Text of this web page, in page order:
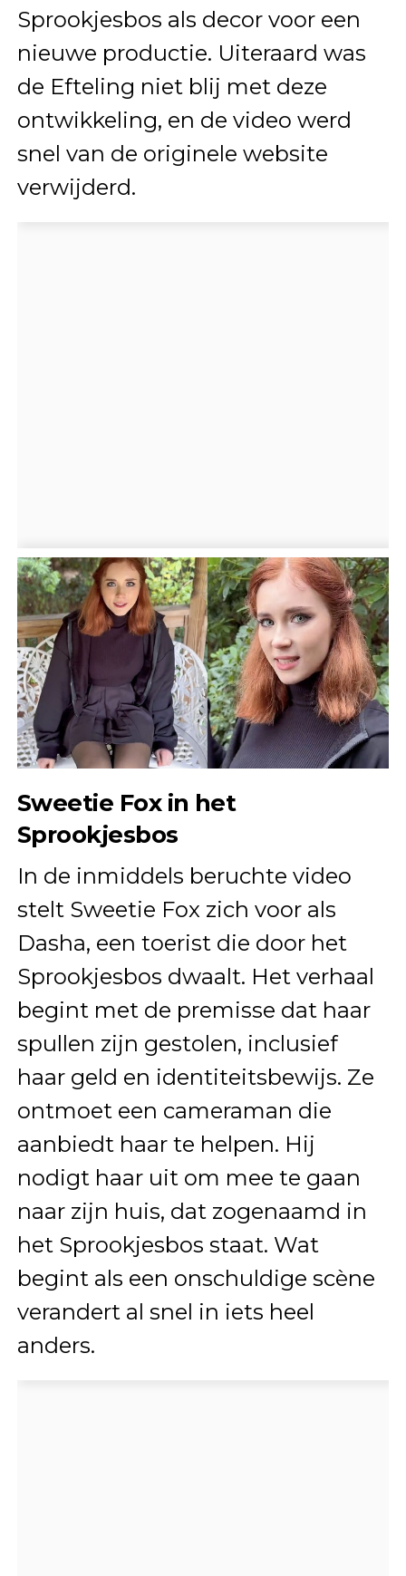
Sprookjesbos als decor voor een
nieuwe productie. Uiteraard was
de Efteling niet blij met deze
ontwikkeling, en de video werd
snel van de originele website
verwijderd.
Sweetie Fox in het
Sprookjesbos
In de inmiddels beruchte video
stelt Sweetie Fox zich voor als
Dasha, een toerist die door het
Sprookjesbos dwaalt. Het verhaal
begint met de premisse dat haar
spullen zijn gestolen, inclusief
haar geld en identiteitsbewijs. Ze
ontmoet een cameraman die
aanbiedt haar te helpen. Hij
nodigt haar uit om mee te gaan
naar zijn huis, dat zogenaamd in
het Sprookjesbos staat. Wat
begint als een onschuldige scène
verandert al snel in iets heel
anders.